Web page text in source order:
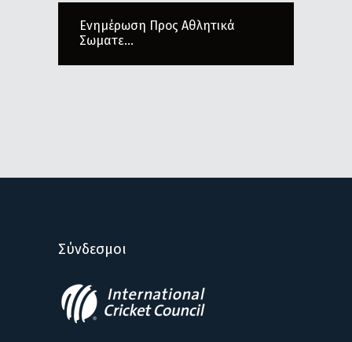
Ενημέρωση Προς Αθλητικά
Σωματε...
Σύνδεσμοι